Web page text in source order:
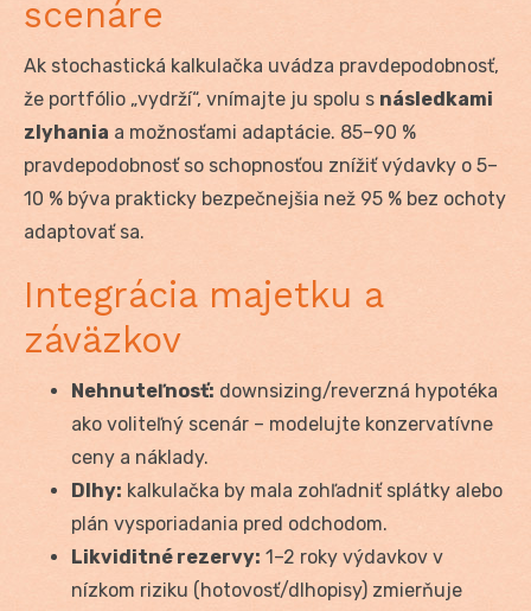
scenáre
Ak stochastická kalkulačka uvádza pravdepodobnosť,
že portfólio „vydrží“, vnímajte ju spolu s následkami
zlyhania a možnosťami adaptácie. 85–90 %
pravdepodobnosť so schopnosťou znížiť výdavky o 5–
10 % býva prakticky bezpečnejšia než 95 % bez ochoty
adaptovať sa.
Integrácia majetku a
záväzkov
Nehnuteľnosť: downsizing/reverzná hypotéka
ako voliteľný scenár – modelujte konzervatívne
ceny a náklady.
Dlhy: kalkulačka by mala zohľadniť splátky alebo
plán vysporiadania pred odchodom.
Likviditné rezervy: 1–2 roky výdavkov v
nízkom riziku (hotovosť/dlhopisy) zmierňuje